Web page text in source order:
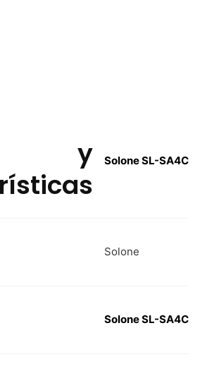
y
Solone SL-SA4C
Solone
Solone SL-SA4C